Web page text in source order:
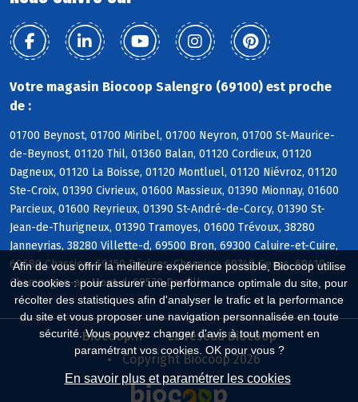
Afin de vous offrir la meilleure expérience possible, Biocoop utilise
des cookies : pour assurer une performance optimale du site, pour
récolter des statistiques afin d'analyser le trafic et la performance
du site et vous proposer une navigation personnalisée en toute
sécurité. Vous pouvez changer d'avis à tout moment en
paramétrant vos cookies. OK pour vous ?
En savoir plus et paramétrer les cookies
Votre magasin Biocoop Salengro (69100) est proche
de :
01700 Beynost, 01700 Miribel, 01700 Neyron, 01700 St-Maurice-
de-Beynost, 01120 Thil, 01360 Balan, 01120 Cordieux, 01120
Dagneux, 01120 La Boisse, 01120 Montluel, 01120 Niévroz, 01120
Ste-Croix, 01390 Civrieux, 01600 Massieux, 01390 Mionnay, 01600
Parcieux, 01600 Reyrieux, 01390 St-André-de-Corcy, 01390 St-
Jean-de-Thurigneux, 01390 Tramoyes, 01600 Trévoux, 38280
Janneyrias, 38280 Villette-d, 69500 Bron, 69300 Caluire-et-Cuire,
69680 Chassieu, 69150 Décines-Charpieu, 69740 Genas, 69410
Champagne-au-Mont-d, 69570 Dardilly
Biocoop.fr
Le réseau Biocoop
Copyright Biocoop 2026